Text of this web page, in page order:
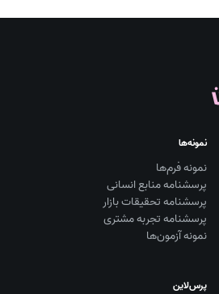
نمونه‌ها
نمونه فرم‌ها
پرسشنامه منابع انسانی
پرسشنامه تحقیقات بازار
پرسشنامه تجربه مشتری
نمونه آزمون‌ها
پرس‌لاین